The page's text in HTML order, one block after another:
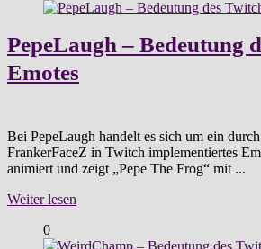
PepeLaugh – Bedeutung
Emotes
Bei PepeLaugh handelt es sich um ein
FrankerFaceZ in Twitch implementiertes
animiert und zeigt „Pepe The Frog“ mit ...
Weiter lesen
0